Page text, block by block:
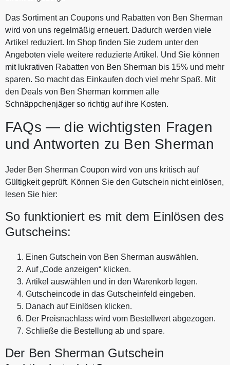
Das Sortiment an Coupons und Rabatten von Ben Sherman
wird von uns regelmäßig erneuert. Dadurch werden viele
Artikel reduziert. Im Shop finden Sie zudem unter den
Angeboten viele weitere reduzierte Artikel. Und Sie können
mit lukrativen Rabatten von Ben Sherman bis 15% und mehr
sparen. So macht das Einkaufen doch viel mehr Spaß. Mit
den Deals von Ben Sherman kommen alle
Schnäppchenjäger so richtig auf ihre Kosten.
FAQs — die wichtigsten Fragen
und Antworten zu Ben Sherman
Jeder Ben Sherman Coupon wird von uns kritisch auf
Gültigkeit geprüft. Können Sie den Gutschein nicht einlösen,
lesen Sie hier:
So funktioniert es mit dem Einlösen des
Gutscheins:
Einen Gutschein von Ben Sherman auswählen.
Auf „Code anzeigen“ klicken.
Artikel auswählen und in den Warenkorb legen.
Gutscheincode in das Gutscheinfeld eingeben.
Danach auf Einlösen klicken.
Der Preisnachlass wird vom Bestellwert abgezogen.
Schließe die Bestellung ab und spare.
Der Ben Sherman Gutschein